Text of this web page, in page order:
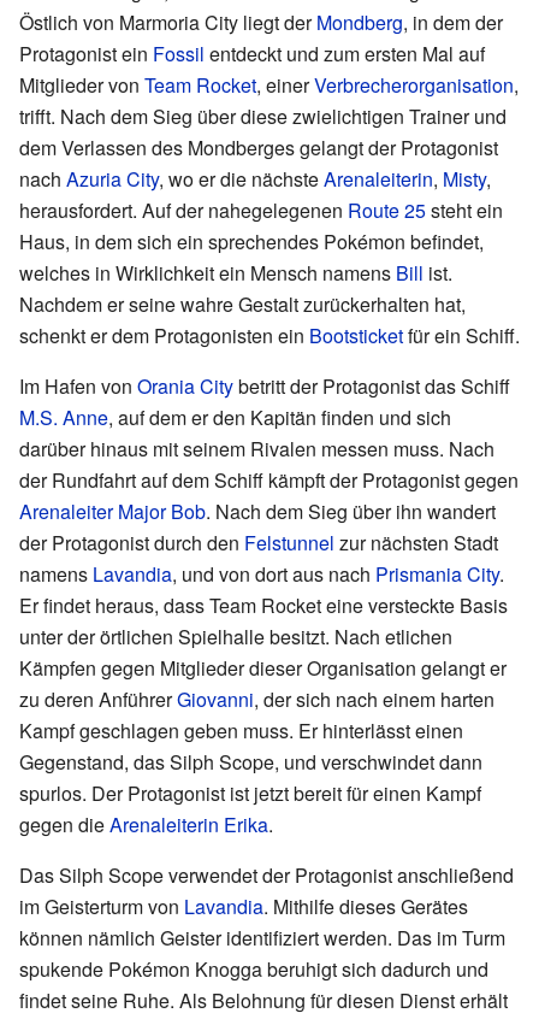
Östlich von Marmoria City liegt derMondberg, in dem der
Protagonist ein Fossil entdeckt und zum ersten Mal auf
Mitglieder von Team Rocket, einerVerbrecherorganisation,
trifft. Nach dem Sieg über diese zwielichtigen Trainer und
dem Verlassen des Mondberges gelangt der Protagonist
nach Azuria City, wo er die nächsteArenaleiterin, Misty,
herausfordert. Auf der nahegelegenen Route 25steht ein
Haus, in dem sich ein sprechendes Pokémon befindet,
welches in Wirklichkeit ein Mensch namens Bill ist.
Nachdem er seine wahre Gestalt zurückerhalten hat,
schenkt er dem Protagonisten ein Bootsticketfür ein Schiff.
Im Hafen von Orania Citybetritt der Protagonist das Schiff
M.S. Anne, auf dem er den Kapitän finden und sich
darüber hinaus mit seinem Rivalen messen muss. Nach
der Rundfahrt auf dem Schiff kämpft der Protagonist gegen
Arenaleiter Major Bob. Nach dem Sieg über ihn wandert
der Protagonist durch den Felstunnel zur nächsten Stadt
namens Lavandia, und von dort aus nach Prismania City.
Er findet heraus, dass Team Rocket eine versteckte Basis
unter der örtlichen Spielhalle besitzt. Nach etlichen
Kämpfen gegen Mitglieder dieser Organisation gelangt er
zu deren AnführerGiovanni, der sich nach einem harten
Kampf geschlagen geben muss. Er hinterlässt einen
Gegenstand, das Silph Scope, und verschwindet dann
spurlos. Der Protagonist ist jetzt bereit für einen Kampf
gegen dieArenaleiterin Erika.
Das Silph Scope verwendet der Protagonist anschließend
im Geisterturm von Lavandia. Mithilfe dieses Gerätes
können nämlich Geister identifiziert werden. Das im Turm
spukende Pokémon Knogga beruhigt sich dadurch und
findet seine Ruhe. Als Belohnung für diesen Dienst erhält